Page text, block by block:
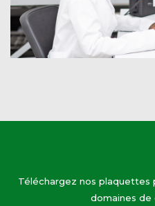
Téléchargez nos plaquettes
domaines